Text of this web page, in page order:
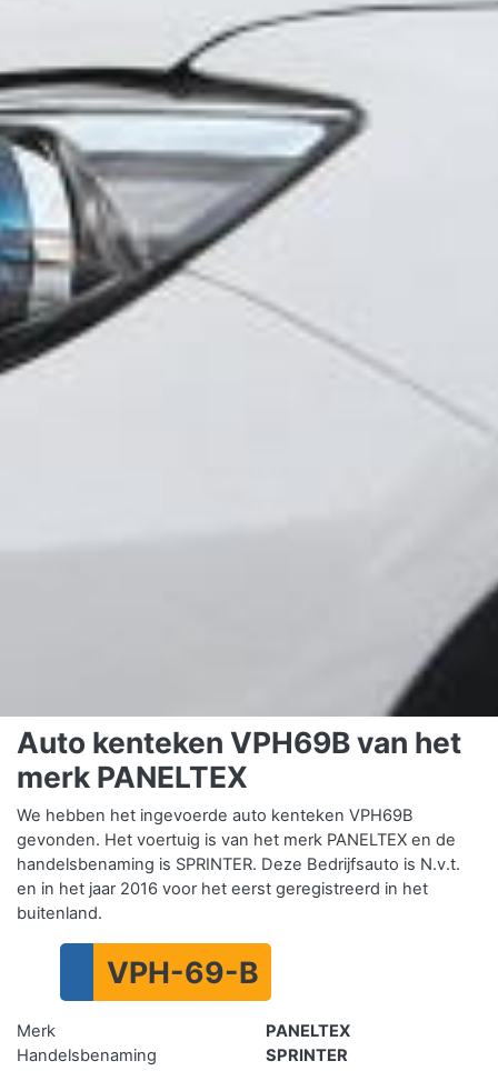
Auto kenteken VPH69B van het
merk PANELTEX
We hebben het ingevoerde auto kenteken VPH69B
gevonden. Het voertuig is van het merk PANELTEX en de
handelsbenaming is SPRINTER. Deze Bedrijfsauto is N.v.t.
en in het jaar 2016 voor het eerst geregistreerd in het
buitenland.
VPH-69-B
Merk
PANELTEX
Handelsbenaming
SPRINTER